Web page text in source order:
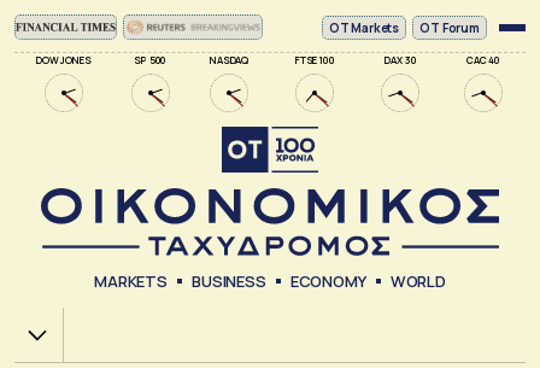
DOW JONES SP 500 NASDAQ FTSE 100 DAX 30 CAC 40
ΟΤ Markets OT Forum
MARKETS BUSINESS ECONOMY WORLD
Χ.Α.